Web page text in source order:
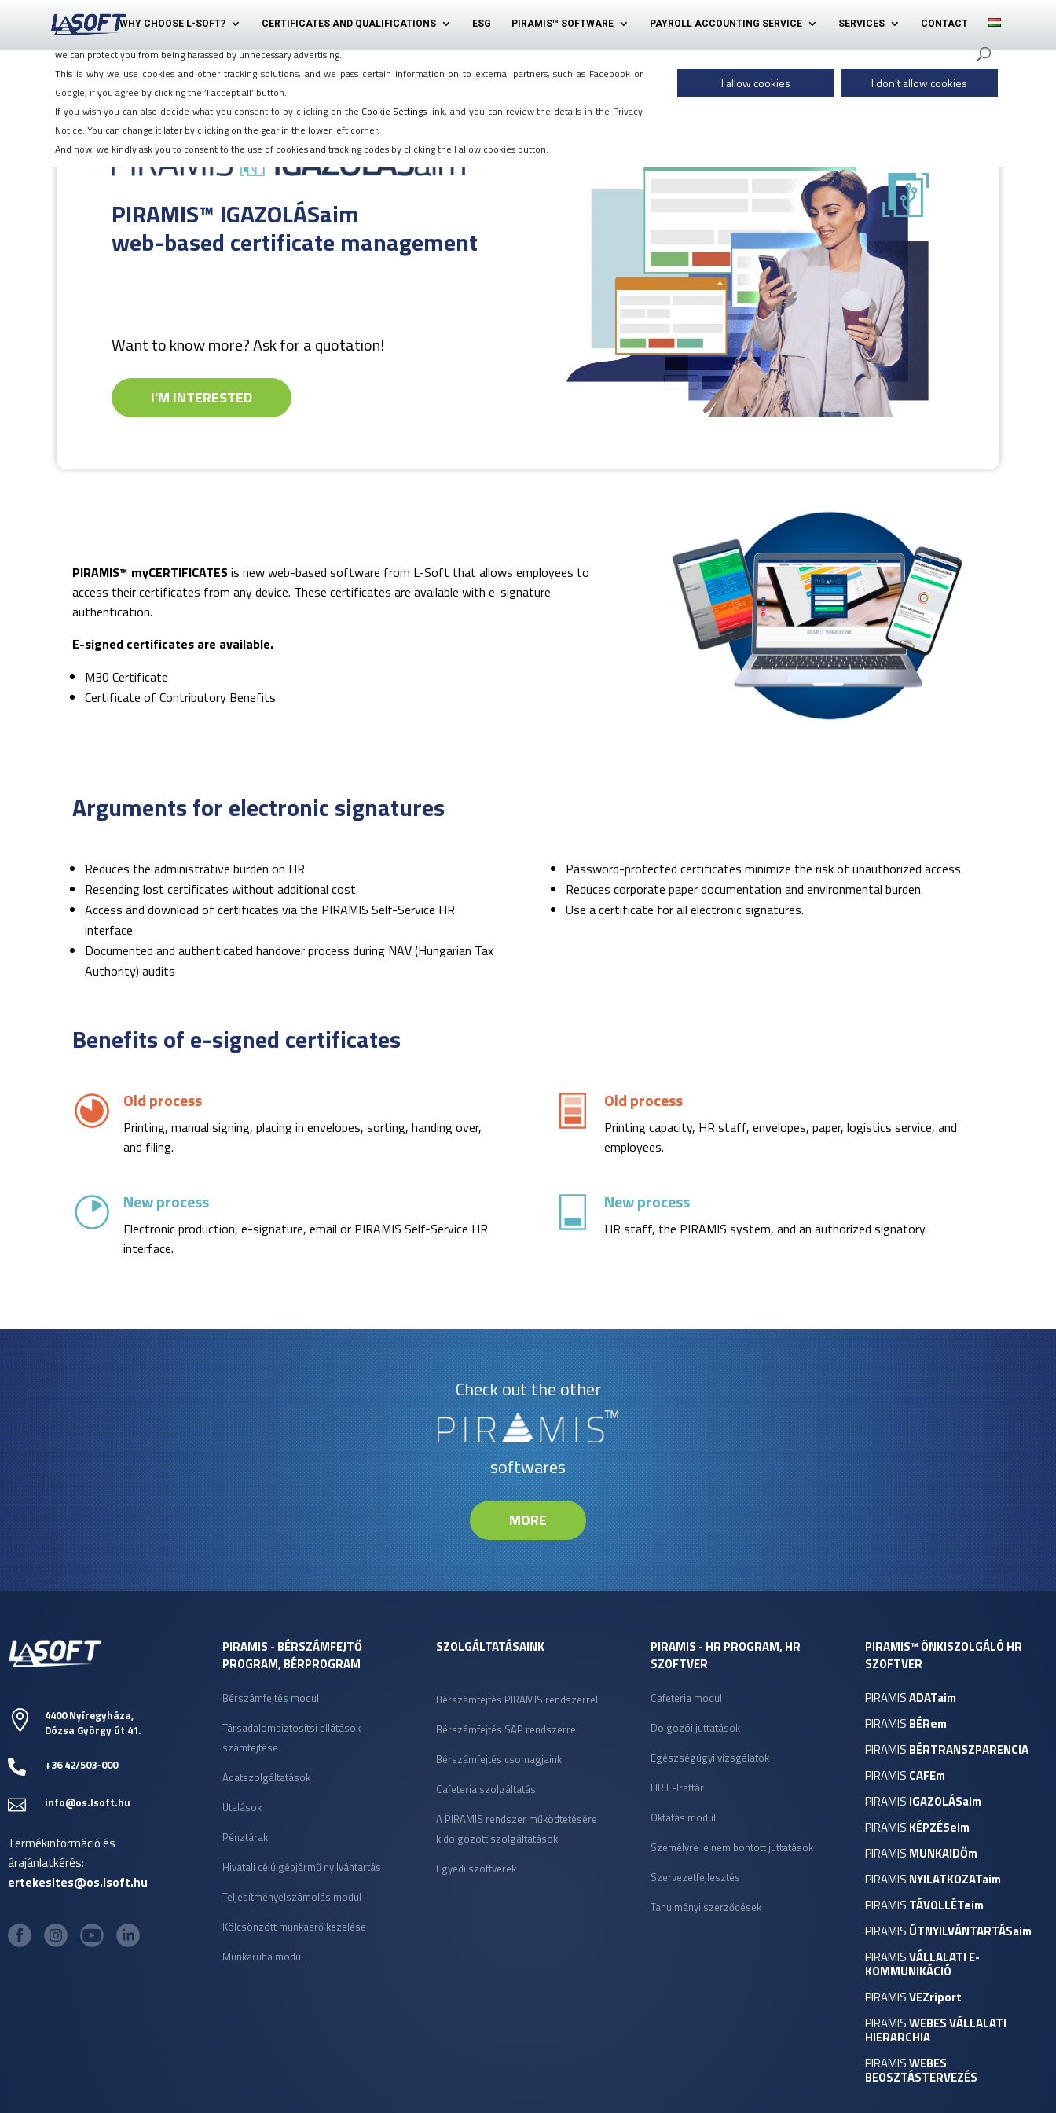
WHY CHOOSE L-SOFT? CERTIFICATES AND QUALIFICATIONS ESG PIRAMIS™ SOFTWARE PAYROLL ACCOUNTING SERVICE SERVICES CONTACT
PIRAMIS™ IGAZOLÁSaim
web-based certificate management
Want to know more? Ask for a quotation!
I'M INTERESTED
PIRAMIS™ myCERTIFICATESis new web-based software from L-Soft that allows employees to
access their certificates from any device. These certificates are available with e-signature
authentication.
E-signed certificates are available.
M30 Certificate
Certificate of Contributory Benefits
Arguments for electronic signatures
Reduces the administrative burden on HR
Resending lost certificates without additional cost
Access and download of certificates via the PIRAMIS Self-Service HR
interface
Documented and authenticated handover process during NAV (Hungarian Tax
Authority) audits
Password-protected certificates minimize the risk of unauthorized access.
Reduces corporate paper documentation and environmental burden.
Use a certificate for all electronic signatures.
Benefits of e-signed certificates
Old process
Printing, manual signing, placing in envelopes, sorting, handing over,
and filing.
New process
Electronic production, e-signature, email or PIRAMIS Self-Service HR
interface.
Old process
Printing capacity, HR staff, envelopes, paper, logistics service, and
employees.
New process
HR staff, the PIRAMIS system, and an authorized signatory.
Check out the other
softwares
MORE

4400 Nyíregyháza,
Dózsa György út 41.
 +36 42/503-000
 info@os.lsoft.hu
Termékinformáció és
árajánlatkérés:
ertekesites@os.lsoft.hu
PIRAMIS - BÉRSZÁMFEJTŐ
PROGRAM, BÉRPROGRAM
Bérszámfejtés modul
Társadalombiztosítsi ellátások
számfejtése
Adatszolgáltatások
Utalások
Pénztárak
Hivatali célú gépjármű nyilvántartás
Teljesítményelszámolás modul
Kölcsönzött munkaerő kezelése
Munkaruha modul
SZOLGÁLTATÁSAINK
Bérszámfejtés PIRAMIS rendszerrel
Bérszámfejtés SAP rendszerrel
Bérszámfejtés csomagjaink
Cafeteria szolgáltatás
A PIRAMIS rendszer működtetésére
kidolgozott szolgáltatások
Egyedi szoftverek
PIRAMIS - HR PROGRAM, HR
SZOFTVER
Cafeteria modul
Dolgozói juttatások
Egészségügyi vizsgálatok
HR E-Irattár
Oktatás modul
Személyre le nem bontott juttatások
Szervezetfejlesztés
Tanulmányi szerződések
PIRAMIS™ ÖNKISZOLGÁLÓ HR
SZOFTVER
PIRAMISADATaim
PIRAMIS BÉRem
PIRAMIS BÉRTRANSZPARENCIA
PIRAMIS CAFEm
PIRAMIS IGAZOLÁSaim
PIRAMIS KÉPZÉSeim
PIRAMIS MUNKAIDŐm
PIRAMIS NYILATKOZATaim
PIRAMIS TÁVOLLÉTeim
PIRAMIS ÚTNYILVÁNTARTÁSaim
PIRAMISVÁLLALATI E-
KOMMUNIKÁCIÓ
PIRAMISVEZriport
PIRAMISWEBES VÁLLALATI
HIERARCHIA
PIRAMISWEBES
BEOSZTÁSTERVEZÉS
We love cookies, even if they follow us!
Cookies ensure the effective working of our website and the modernity of our marketing. But it is good for you, too. This way, for example,
we can protect you from being harassed by unnecessary advertising.
This is why we use cookies and other tracking solutions, and we pass certain information on to external partners, such as Facebook or
Google, if you agree by clicking the ’I accept all’ button.
If you wish you can also decide what you consent to by clicking on the Cookie Settings link, and you can review the details in the Privacy
Notice. You can change it later by clicking on the gear in the lower left corner.
And now, we kindly ask you to consent to the use of cookies and tracking codes by clicking the I allow cookies button.
I allow cookies I don't allow cookies